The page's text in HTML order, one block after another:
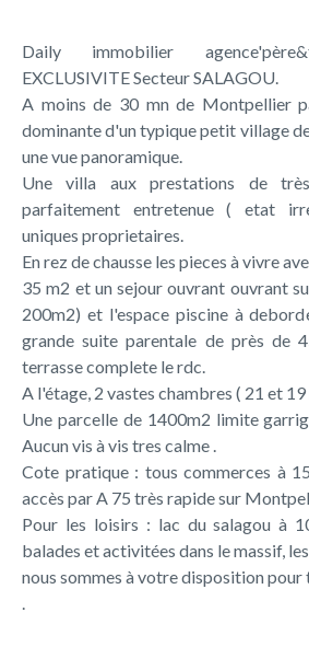
Daily immobilier
EXCLUSIVITE Secteur SALAGOU.
A moins de 30 mn de Montpellier
dominante d'un typique petit village
une vue panoramique.
Une villa aux prestations de
parfaitement entretenue ( etat
uniques proprietaires.
En rez de chausse les pieces à vivre
35 m2 et un sejour ouvrant ouvrant
200m2) et l'espace piscine à
grande suite parentale de près de
terrasse complete le rdc.
A l'étage, 2 vastes chambres ( 21 et
Une parcelle de 1400m2 limite
Aucun vis à vis tres calme .
Cote pratique : tous commerces à
accès par A 75 très rapide sur
Pour les loisirs : lac du salagou à
balades et activitées dans le massif,
nous sommes à votre disposition
.